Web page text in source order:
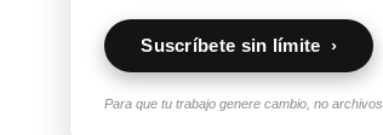
Suscríbete sin límite ›
Para que tu trabajo genere cambio, no archivos.